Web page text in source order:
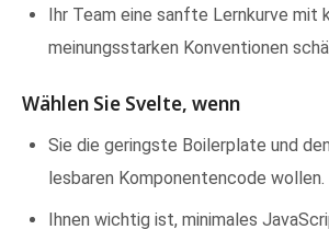
Ihr Team eine sanfte Lernkurve mit
meinungsstarken Konventionen
Wählen Sie Svelte, wenn
Sie die geringste Boilerplate und
lesbaren Komponentencode wollen.
Ihnen wichtig ist, minimales